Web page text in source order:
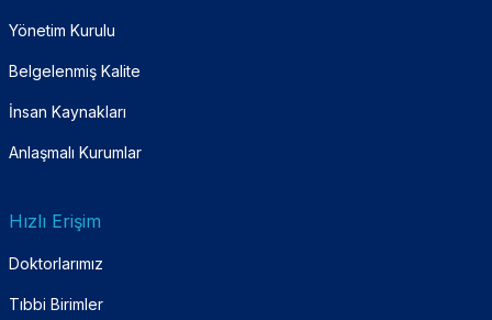
Yönetim Kurulu
Belgelenmiş Kalite
İnsan Kaynakları
Anlaşmalı Kurumlar
Hızlı Erişim
Doktorlarımız
Tıbbi Birimler